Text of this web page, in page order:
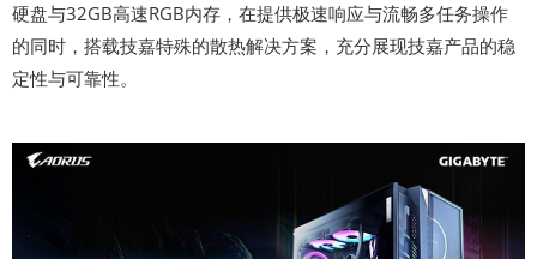
硬盘与32GB高速RGB内存，在提供极速响应与流畅多任务操作
的同时，搭载技嘉特殊的散热解决方案，充分展现技嘉产品的稳
定性与可靠性。